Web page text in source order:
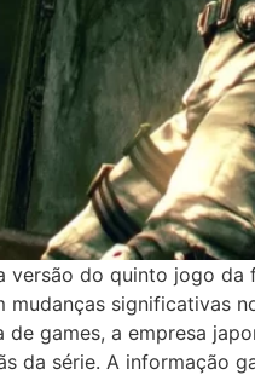
do quinto jogo
significativas
games, a empresa
da série. A informação